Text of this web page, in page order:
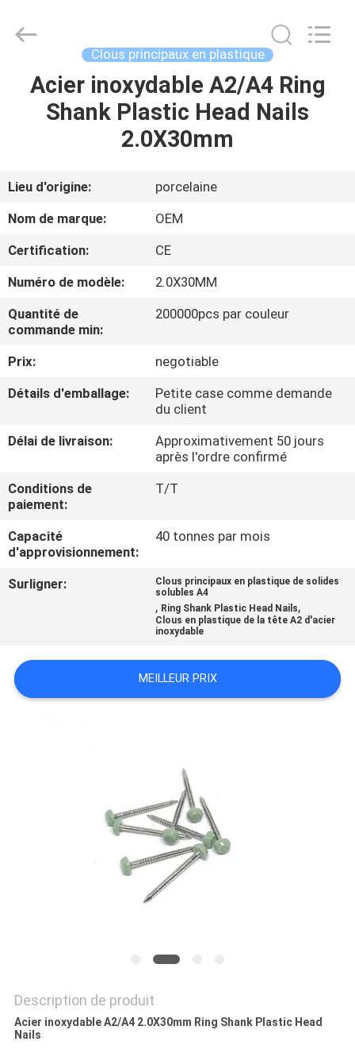
MAISON
AU
SUJET
DE
VISITE
CONTRÔLE
QUALITÉ
CONTACTEZ-
NOUS
DEMANDEZ
PLAN
Business
License.
Clous principaux en plastique
Acier inoxydable A2/A4 Ring
Shank Plastic Head Nails
2.0X30mm
Lieu d'origine:
porcelaine
Nom de marque:
OEM
Certification:
CE
Numéro de modèle:
2.0X30MM
Quantité de
commande min:
200000pcs par couleur
Prix:
negotiable
Détails d'emballage:
Petite case comme demande
du client
Délai de livraison:
Approximativement 50 jours
après l'ordre confirmé
Conditions de
paiement:
T/T
Capacité
d'approvisionnement:
40 tonnes par mois
Surligner:
Clous principaux en plastique de solides
solubles A4
, Ring Shank Plastic Head Nails,
Clous en plastique de la tête A2 d'acier
inoxydable
MEILLEUR PRIX
Description de produit
Acier inoxydable A2/A4 2.0X30mm Ring Shank Plastic Head
Nails